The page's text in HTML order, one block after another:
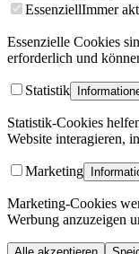
EssenziellImmer
Essenzielle Cookies
erforderlich und
Statistik
Statistik-Cookies
Website interagieren,
Marketing
Marketing-Cookies
Werbung anzuzeigen